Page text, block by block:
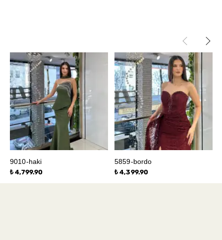
9010-haki
₺ 4,799.90
5859-bordo
₺ 4,399.90